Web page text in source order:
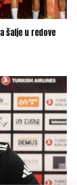
šalje u redove